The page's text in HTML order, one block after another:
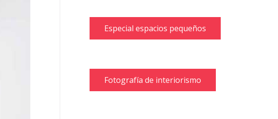
Especial espacios pequeños
Fotografía de interiorismo